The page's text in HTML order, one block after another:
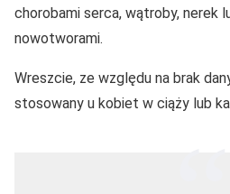
chorobami serca, wątroby, nerek
nowotworami.
Wreszcie, ze względu na brak
stosowany u kobiet w ciąży lub